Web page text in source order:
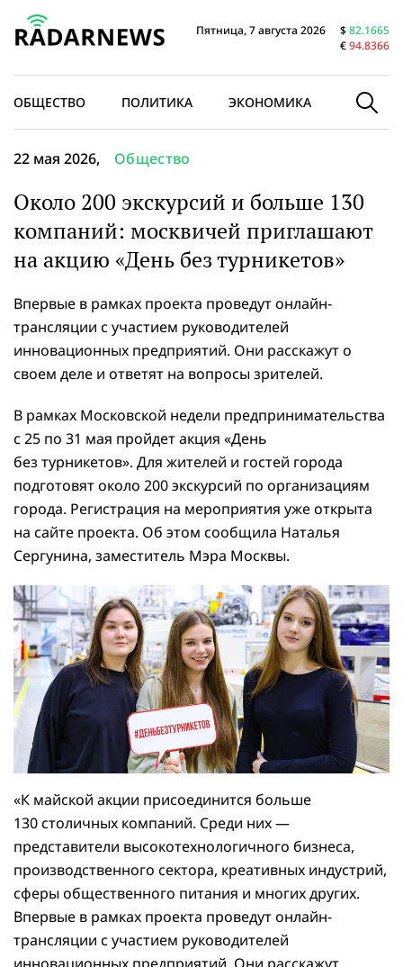
Пятница, 7 августа 2026 $82.1665
€94.8366
ОБЩЕСТВО ПОЛИТИКА ЭКОНОМИКА В МИРЕ
22 мая 2026, Общество
Около 200 экскурсий и больше 130
компаний: москвичей приглашают
на акцию «День без турникетов»
Впервые в рамках проекта проведут онлайн-
трансляции с участием руководителей
инновационных предприятий. Они расскажут о
своем деле и ответят на вопросы зрителей.
В рамках Московской недели предпринимательства
с 25 по 31 мая пройдет акция «День
без турникетов». Для жителей и гостей города
подготовят около 200 экскурсий по организациям
города. Регистрация на мероприятия уже открыта
на сайте проекта. Об этом сообщила Наталья
Сергунина, заместитель Мэра Москвы.
«К майской акции присоединится больше
130 столичных компаний. Среди них —
представители высокотехнологичного бизнеса,
производственного сектора, креативных индустрий,
сферы общественного питания и многих других.
Впервые в рамках проекта проведут онлайн-
трансляции с участием руководителей